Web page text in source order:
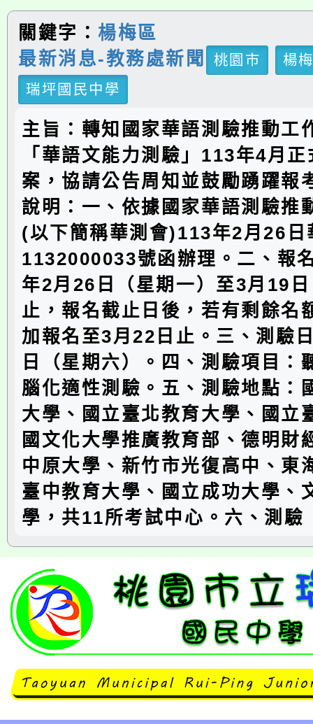
關鍵字： 楊梅區
最新消息-教務處新聞
桃園市
楊
瑞坪國民中學
主旨：轉知國家華語測驗推動工
「華語文能力測驗」113年4月
案，協請公告周知並鼓勵踴躍報
說明：一、依據國家華語測驗推
(以下簡稱華測會)113年2月26日
1132000033號函辦理。二、報
年2月26日（星期一）至3月19
止，報名截止日後，若有剩餘名
加報名至3月22日止。三、測驗
日（星期六）。四、測驗項目：
腦化適性測驗。五、測驗地點：
大學、國立臺北教育大學、國立
國文化大學推廣教育部、德明財
中原大學、新竹市光復高中、東
臺中教育大學、國立成功大學、
學，共11所考試中心。六、測驗